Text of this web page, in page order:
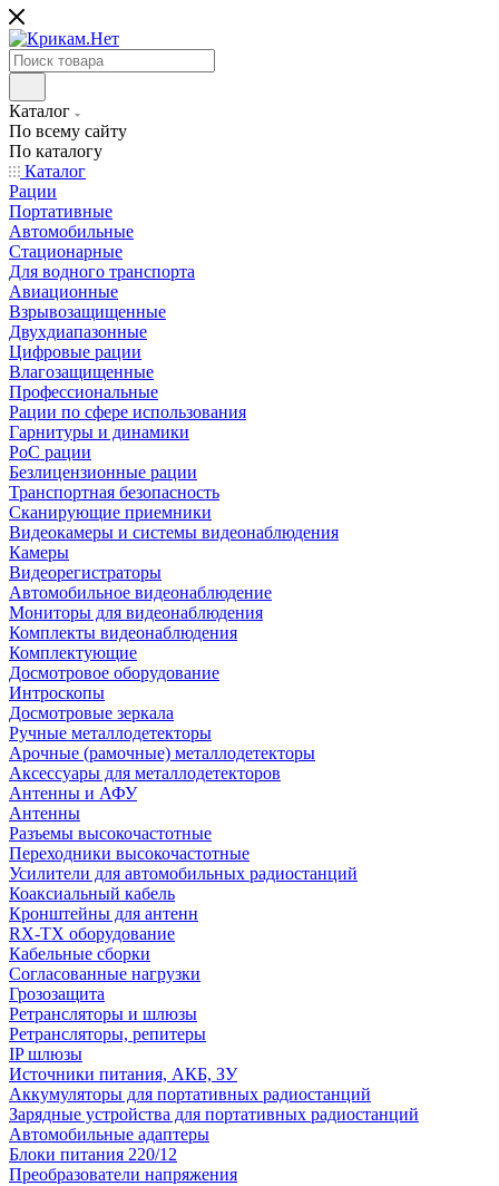
Каталог
По всему сайту
По каталогу
Каталог
Рации
Портативные
Автомобильные
Стационарные
Для водного транспорта
Авиационные
Взрывозащищенные
Двухдиапазонные
Цифровые рации
Влагозащищенные
Профессиональные
Рации по сфере использования
Гарнитуры и динамики
PoC рации
Безлицензионные рации
Транспортная безопасность
Сканирующие приемники
Видеокамеры и системы видеонаблюдения
Камеры
Видеорегистраторы
Автомобильное видеонаблюдение
Мониторы для видеонаблюдения
Комплекты видеонаблюдения
Комплектующие
Досмотровое оборудование
Интроскопы
Досмотровые зеркала
Ручные металлодетекторы
Арочные (рамочные) металлодетекторы
Аксессуары для металлодетекторов
Антенны и АФУ
Антенны
Разъемы высокочастотные
Переходники высокочастотные
Усилители для автомобильных радиостанций
Коаксиальный кабель
Кронштейны для антенн
RX-TX оборудование
Кабельные сборки
Согласованные нагрузки
Грозозащита
Ретрансляторы и шлюзы
Ретрансляторы, репитеры
IP шлюзы
Источники питания, АКБ, ЗУ
Аккумуляторы для портативных радиостанций
Зарядные устройства для портативных радиостанций
Автомобильные адаптеры
Блоки питания 220/12
Преобразователи напряжения